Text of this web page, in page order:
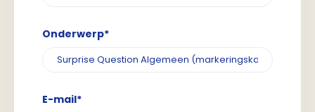
Onderwerp*
E-mail*